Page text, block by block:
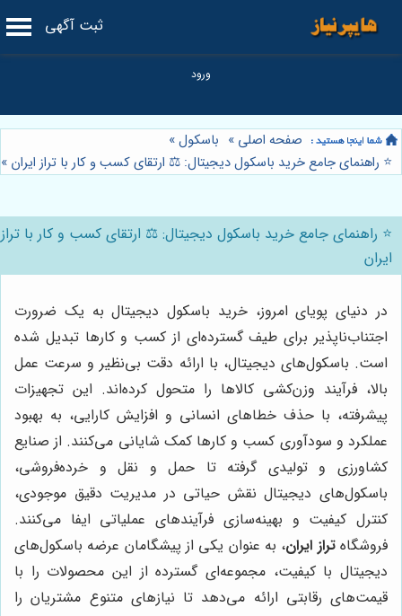
ثبت آگهی
صفحه اصلی » باسکول»
⭐️ راهنمای جامع خرید باسکول دیجیتال: ⚖️ ارتقای کسب و کار با تراز ایران »
⭐️ راهنمای جامع خرید باسکول دیجیتال: ⚖️ ارتقای کسب و کار با تراز
ایران
در دنیای پویای امروز، خرید باسکول دیجیتال به یک ضرورت
اجتناب‌ناپذیر برای طیف گسترده‌ای از کسب و کارها تبدیل شده
است. باسکول‌های دیجیتال، با ارائه دقت بی‌نظیر و سرعت عمل
بالا، فرآیند وزن‌کشی کالاها را متحول کرده‌اند. این تجهیزات
پیشرفته، با حذف خطاهای انسانی و افزایش کارایی، به بهبود
عملکرد و سودآوری کسب و کارها کمک شایانی می‌کنند. از صنایع
کشاورزی و تولیدی گرفته تا حمل و نقل و خرده‌فروشی،
باسکول‌های دیجیتال نقش حیاتی در مدیریت دقیق موجودی،
کنترل کیفیت و بهینه‌سازی فرآیندهای عملیاتی ایفا می‌کنند.
فروشگاهتراز ایران، به عنوان یکی از پیشگامان عرضه باسکول‌های
دیجیتال با کیفیت، مجموعه‌ای گسترده از این محصولات را با
قیمت‌های رقابتی ارائه می‌دهد تا نیازهای متنوع مشتریان را